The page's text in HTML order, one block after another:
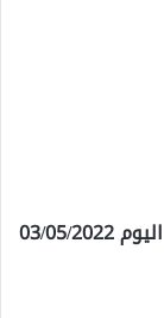
نستعرض لكم أسعار غرام الذهب في تركيا اليوم 03/05/2022